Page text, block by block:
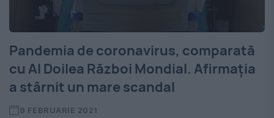
Pandemia de coronavirus, comparată
cu Al Doilea Război Mondial. Afirmația
a stârnit un mare scandal
9 FEBRUARIE 2021